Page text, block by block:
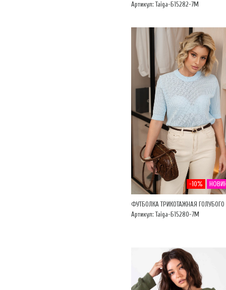
Артикул: Taiga-Б15282-7М
-10%
ФУТБОЛКА ТРИКОТАЖНАЯ ГОЛУБОГО
Артикул: Taiga-Б15280-7М